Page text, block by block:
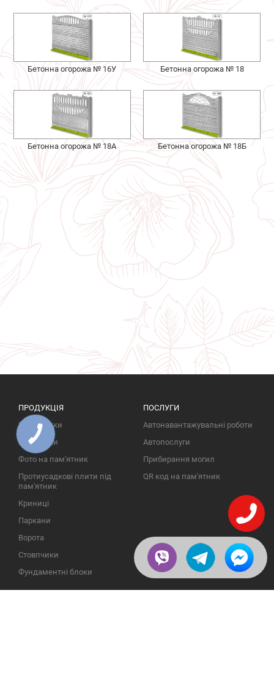
Бетонна огорожа № 16У Бетонна огорожа № 18
Бетонна огорожа № 18А Бетонна огорожа № 18Б
ПРОДУКЦІЯ
Пам'ятники
Надгробки
Фото на пам'ятник
Протиусадкові плити під
пам'ятник
Криниці
Паркани
Ворота
Стовпчики
Фундаментні блоки
ПОСЛУГИ
Автонавантажувальні роботи
Автопослуги
Прибирання могил
QR код на пам'ятник
КНОПКА
ЗВ'ЯЗКУ